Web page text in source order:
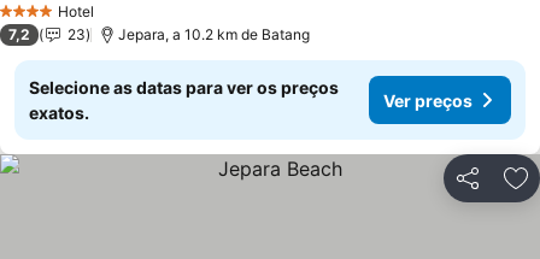
4 EstrelasHotel
7,2 23 Jepara, a 10.2 km de Batang
Selecione as datas para ver os preços
exatos.
Ver preços
Partilhar